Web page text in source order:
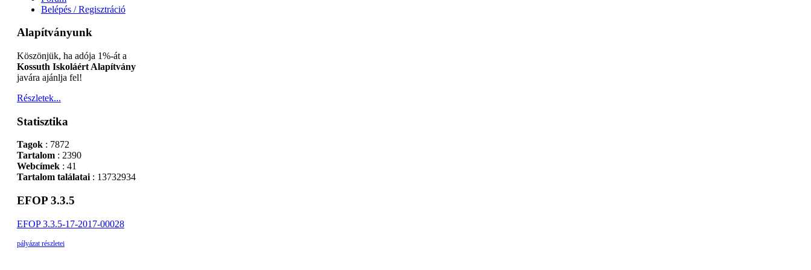
Belépés / Regisztráció
Alapítványunk
Köszönjük, ha adója 1%-át a
Kossuth Iskoláért Alapítvány
javára ajánlja fel!
Részletek...
Statisztika
Tagok: 7872
Tartalom: 2390
Webcímek: 41
Tartalom találatai: 13732934
EFOP 3.3.5
EFOP 3.3.5-17-2017-00028
pályázat részletei